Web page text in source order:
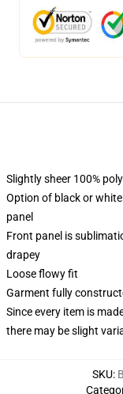
Slightly sheer 100%
Option of black or
panel
Front panel is
drapey
Loose flowy fit
Garment fully
Since every item is
there may be slight
SKU: